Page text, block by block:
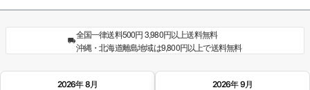
全国一律送料500円 3,980円以上送料無料
沖縄・北海道離島地域は9,800円以上で送料無料
2026年 8月 2026年 9月